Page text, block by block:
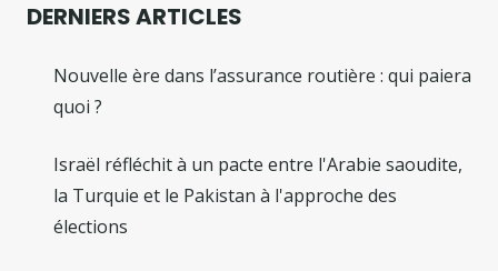
DERNIERS ARTICLES
Nouvelle ère dans l’assurance routière : qui paiera
quoi ?
Israël réfléchit à un pacte entre l'Arabie saoudite,
la Turquie et le Pakistan à l'approche des
élections